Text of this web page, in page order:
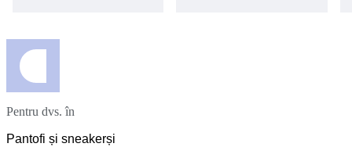
Pentru dvs. în
Pantofi și sneakerși